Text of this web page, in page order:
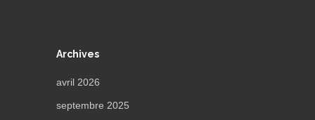
Archives
avril 2026
septembre 2025